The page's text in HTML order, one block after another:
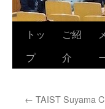
ン
トッ
プ
ご紹
介
← TAIST Suyama